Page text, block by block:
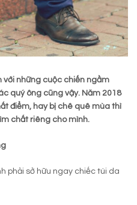
với những cuộc chiến ngầm
quý ông cũng vậy. Năm 2018
điểm, hay bị chê quê mùa thì
chất riêng cho mình.
phải sở hữu ngay chiếc túi da